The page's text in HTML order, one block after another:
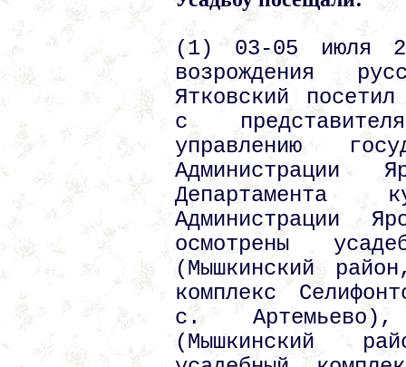
(1) 03-05 июля
возрождения
Ятковский
с
управлению
Администрации
Департамента
Администрации
осмотрены
(Мышкинский
комплекс
с. Артемьево),
(Мышкинский